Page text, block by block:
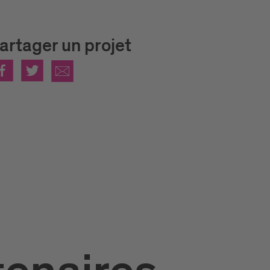
un projet